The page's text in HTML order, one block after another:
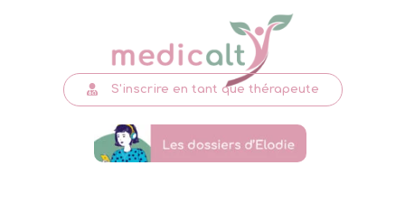
S'inscrire en tant que thérapeute